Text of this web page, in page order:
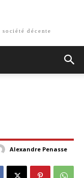
décente
Alexandre Penasse